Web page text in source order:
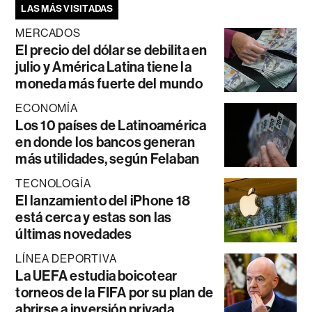
LAS MÁS VISITADAS
MERCADOS
El precio del dólar se debilita en
julio y América Latina tiene la
moneda más fuerte del mundo
ECONOMÍA
Los 10 países de Latinoamérica
en donde los bancos generan
más utilidades, según Felaban
TECNOLOGÍA
El lanzamiento del iPhone 18
está cerca y estas son las
últimas novedades
LÍNEA DEPORTIVA
La UEFA estudia boicotear
torneos de la FIFA por su plan de